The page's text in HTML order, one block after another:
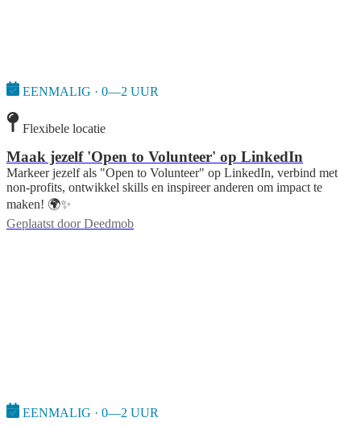
EENMALIG · 0—2 UUR
Flexibele locatie
Maak jezelf 'Open to Volunteer' op LinkedIn
Markeer jezelf als "Open to Volunteer" op LinkedIn, verbind met
non-profits, ontwikkel skills en inspireer anderen om impact te
maken! 🌍✨
Geplaatst door Deedmob
EENMALIG · 0—2 UUR